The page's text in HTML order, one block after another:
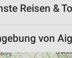
Reisen &
von